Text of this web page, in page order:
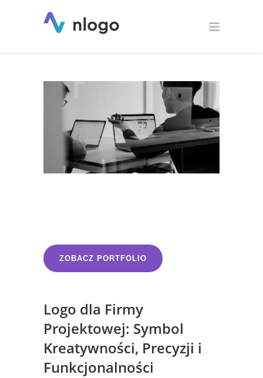
Logo dla firmy projektowej
ZOBACZ PORTFOLIO
Logo dla Firmy
Projektowej: Symbol
Kreatywności, Precyzji i
Funkcjonalności